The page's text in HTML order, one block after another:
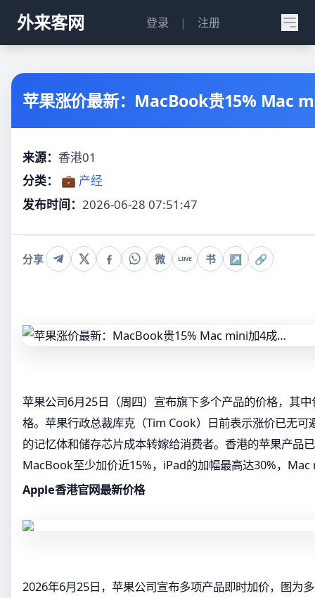
外来客网 登录 | 注册
苹果涨价最新：MacBook贵15% Mac
来源： 香港01
分类：
💼 产经
发布时间： 2026-06-28 07:51:47
分享 微 LINE 书 ↗ 🔗
苹果公司6月25日（周四）宣布旗下多个产品的价格，其
格。苹果行政总裁库克（Tim Cook）日前表示涨价已无可
的记忆体和储存芯片成本转嫁给消费者。香港的苹果产品
MacBook至少加价近15%，iPad的加幅最高达30%，
Apple香港官网最新价格
2026年6月25日，苹果公司宣布多项产品即时加价，图为